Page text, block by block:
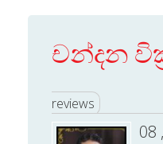
චන්දන
reviews
08